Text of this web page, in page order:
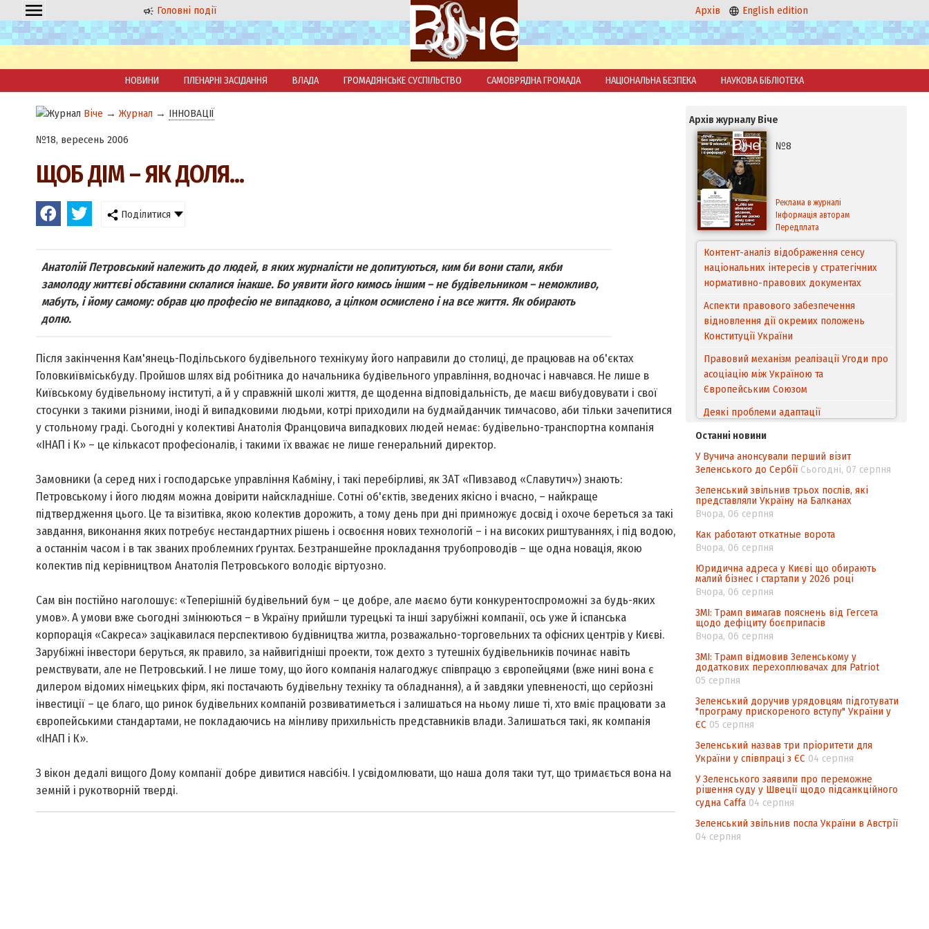
Головні події Архів English edition
НОВИНИ ПЛЕНАРНІ ЗАСІДАННЯ ВЛАДА ГРОМАДЯНСЬКЕ СУСПІЛЬСТВО САМОВРЯДНА ГРОМАДА НАЦІОНАЛЬНА БЕЗПЕКА НАУКОВА БІБЛІОТЕКА
Віче → Журнал → ІННОВАЦІЇ
№18, вересень 2006
ЩОБ ДІМ – ЯК ДОЛЯ...
Поділитися
Анатолій Петровський належить до людей, в яких журналісти не допитуються, ким би вони стали, якби
замолоду життєві обставини склалися інакше. Бо уявити його кимось іншим – не будівельником – неможливо,
мабуть, і йому самому: обрав цю професію не випадково, а цілком осмислено і на все життя. Як обирають
долю.
Після закінчення Кам'янець-Подільського будівельного технікуму його направили до столиці, де працював на об'єктах
Головкиївміськбуду. Пройшов шлях від робітника до начальника будівельного управління, водночас і навчався. Не лише в
Київському будівельному інституті, а й у справжній школі життя, де щоденна відповідальність, де маєш вибудовувати і свої
стосунки з такими різними, іноді й випадковими людьми, котрі приходили на будмайданчик тимчасово, аби тільки зачепитися
у стольному граді. Сьогодні у колективі Анатолія Францовича випадкових людей немає: будівельно-транспортна компанія
«ІНАП і К» – це кількасот професіоналів, і такими їх вважає не лише генеральний директор.
Замовники (а серед них і господарське управління Кабміну, і такі перебірливі, як ЗАТ «Пивзавод «Славутич») знають:
Петровському і його людям можна довірити найскладніше. Сотні об'єктів, зведених якісно і вчасно, – найкраще
підтвердження цього. Це та візитівка, якою колектив дорожить, а тому день при дні примножує досвід і охоче береться за такі
завдання, виконання яких потребує нестандартних рішень і освоєння нових технологій – і на високих риштуваннях, і під водою,
а останнім часом і в так званих проблемних ґрунтах. Безтраншейне прокладання трубопроводів – ще одна новація, якою
колектив під керівництвом Анатолія Петровського володіє віртуозно.
Сам він постійно наголошує: «Теперішній будівельний бум – це добре, але маємо бути конкурентоспроможні за будь-яких
умов». А умови вже сьогодні змінюються – в Україну прийшли турецькі та інші зарубіжні компанії, ось уже й іспанська
корпорація «Сакреса» зацікавилася перспективою будівництва житла, розважально-торговельних та офісних центрів у Києві.
Зарубіжні інвестори беруться, як правило, за найвигідніші проекти, тож дехто з тутешніх будівельників починає навіть
ремствувати, але не Петровський. І не лише тому, що його компанія налагоджує співпрацю з європейцями (вже нині вона є
дилером відомих німецьких фірм, які постачають будівельну техніку та обладнання), а й завдяки упевненості, що серйозні
інвестиції – це благо, що ринок будівельних компаній розвиватиметься і залишаться на ньому лише ті, хто вміє працювати за
європейськими стандартами, не покладаючись на мінливу прихильність представників влади. Залишаться такі, як компанія
«ІНАП і К».
З вікон дедалі вищого Дому компанії добре дивитися навсібіч. І усвідомлювати, що наша доля таки тут, що тримається вона на
земній і рукотворній тверді.
Архів журналу Віче
№8
Реклама в журналі
Інформація авторам
Передплата
Контент-аналіз відображення сенсу
національних інтересів у стратегічних
нормативно-правових документах
Аспекти правового забезпечення
відновлення дії окремих положень
Конституції України
Правовий механізм реалізації Угоди про
асоціацію між Україною та
Європейським Cоюзом
Деякі проблеми адаптації
походження товарів відповідно до
Угоди про торговельні аспекти прав
інтелектуальної власності (TRIPS) у
контексті євроінтеграції
Аналіз виборчого законодавства щодо
підрахунку голосів виборців
Інформаційна безпека суспільства
Останні новини
У Вучича анонсували перший візит
Зеленського до Сербії Сьогодні, 07 серпня
Зеленський звільнив трьох послів, які
представляли Україну на Балканах
Вчора, 06 серпня
Как работают откатные ворота
Вчора, 06 серпня
Юридична адреса у Києві що обирають
малий бізнес і стартапи у 2026 році
Вчора, 06 серпня
ЗМІ: Трамп вимагав пояснень від Гегсета
щодо дефіциту боєприпасів
Вчора, 06 серпня
ЗМІ: Трамп відмовив Зеленському у
додаткових перехоплювачах для Patriot
05 серпня
Зеленський доручив урядовцям підготувати
"програму прискореного вступу" України у
ЄС 05 серпня
Зеленський назвав три пріоритети для
України у співпраці з ЄС 04 серпня
У Зеленського заявили про переможне
рішення суду у Швеції щодо підсанкційного
судна Caffa 04 серпня
Зеленський звільнив посла України в Австрії
04 серпня